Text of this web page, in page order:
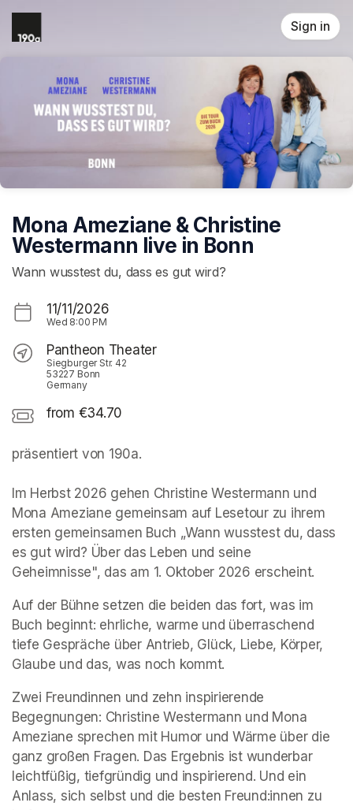
Skip header
Sign in
Mona Ameziane & Christine
Westermann live in Bonn
Wann wusstest du, dass es gut wird?
11/11/2026
Wed 8:00 PM
Pantheon Theater
Siegburger Str. 42
53227 Bonn
Germany
from €34.70
präsentiert von 190a.
Im Herbst 2026 gehen Christine Westermann und
Mona Ameziane gemeinsam auf Lesetour zu ihrem
ersten gemeinsamen Buch „Wann wusstest du, dass
es gut wird? Über das Leben und seine
Geheimnisse", das am 1. Oktober 2026 erscheint.
Auf der Bühne setzen die beiden das fort, was im
Buch beginnt: ehrliche, warme und überraschend
tiefe Gespräche über Antrieb, Glück, Liebe, Körper,
Glaube und das, was noch kommt.
Zwei Freundinnen und zehn inspirierende
Begegnungen: Christine Westermann und Mona
Ameziane sprechen mit Humor und Wärme über die
ganz großen Fragen. Das Ergebnis ist wunderbar
leichtfüßig, tiefgründig und inspirierend. Und ein
Anlass, sich selbst und die besten Freund:innen zu